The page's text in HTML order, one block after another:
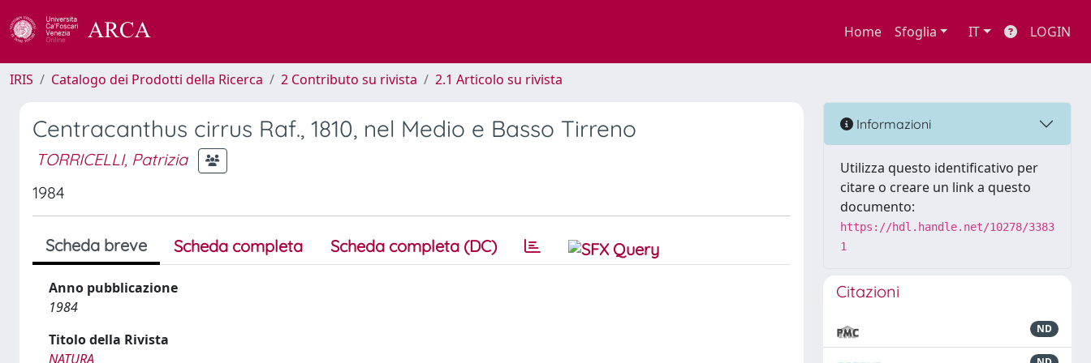
Home Sfoglia IT LOGIN
IRIS Catalogo dei Prodotti della Ricerca 2 Contributo su rivista 2.1 Articolo su rivista
Centracanthus cirrus Raf., 1810, nel Medio e Basso Tirreno
TORRICELLI, Patrizia
1984
Scheda breve Scheda completa Scheda completa (DC)
Anno pubblicazione
1984
Titolo della Rivista
NATURA
Informazioni
Utilizza questo identificativo per
citare o creare un link a questo
documento:
https://hdl.handle.net/10278/3383
1
Citazioni
ND